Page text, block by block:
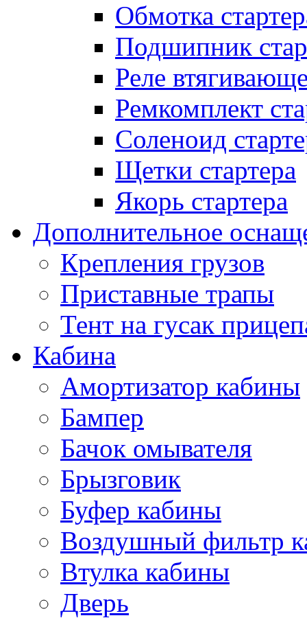
Обмотка
Подшипник
Реле
Ремкомплект
Соленоид
Щетки стартера
Якорь стартера
Дополнительное
Крепления грузов
Приставные трапы
Тент на гусак
Кабина
Амортизатор кабины
Бампер
Бачок омывателя
Брызговик
Буфер кабины
Воздушный фильтр
Втулка кабины
Дверь